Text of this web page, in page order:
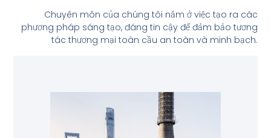
Chuyên môn của chúng tôi nằm ở việc tạo ra các
phương pháp sáng tạo, đáng tin cậy để đảm bảo tương
tác thương mại toàn cầu an toàn và minh bạch.